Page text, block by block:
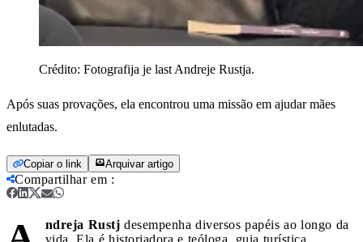
Crédito: Fotografija je last Andreje Rustja.
Após suas provações, ela encontrou uma missão em ajudar mães
enlutadas.
Copiar o link Arquivar artigo
Compartilhar em :
ndreja Rustj desempenha diversos papéis ao longo da
vida. Ela é historiadora e teóloga, guia turística,